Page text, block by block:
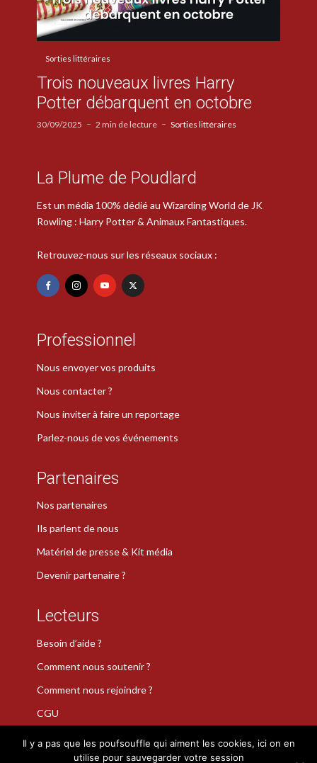
Sorties littéraires
Trois nouveaux livres Harry
Potter débarquent en octobre
30/09/2025 2 min de lecture Sorties littéraires
La Plume de Poudlard
Est un média 100% dédié au Wizarding World de JK
Rowling : Harry Potter & Animaux Fantastiques.
Retrouvez-nous sur les réseaux sociaux :
Professionnel
Nous envoyer vos produits
Nous contacter ?
Nous inviter à faire un reportage
Parlez-nous de vos événements
Partenaires
Nos partenaires
Ils parlent de nous
Matériel de presse & Kit média
Devenir partenaire ?
Lecteurs
Besoin d’aide ?
Comment nous soutenir ?
Comment nous rejoindre ?
CGU
Il y a pas que les poufsouffle qui aiment les cookies, ici on en
utilise pour sauvegarder votre session